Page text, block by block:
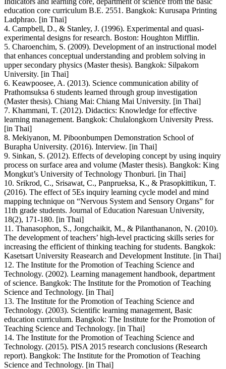
education core curriculum B.E. 2551. Bangkok: Kurusapa Printing
Ladphrao. [in Thai]
4. Campbell, D., & Stanley, J. (1996). Experimental and quasi-
experimental designs for research. Boston: Houghton Mifflin.
5. Charoenchim, S. (2009). Development of an instructional model
that enhances conceptual understanding and problem solving in
upper secondary physics (Master thesis). Bangkok: Silpakorn
University. [in Thai]
6. Keawpoosee, A. (2013). Science communication ability of
Prathomsuksa 6 students learned through group investigation
(Master thesis). Chiang Mai: Chiang Mai University. [in Thai]
7. Khammani, T. (2012). Didactics: Knowledge for effective
learning management. Bangkok: Chulalongkorn University Press.
[in Thai]
8. Mekiyanon, M. Piboonbumpen Demonstration School of
Burapha University. (2016). Interview. [in Thai]
9. Sinkan, S. (2012). Effects of developing concept by using inquiry
process on surface area and volume (Master thesis). Bangkok: King
Mongkut’s University of Technology Thonburi. [in Thai]
10. Srikrod, C., Srisawat, C., Panprueksa, K., & Prasopkittikun, T.
(2016). The effect of 5Es inquiry learning cycle model and mind
mapping technique on “Nervous System and Sensory Organs” for
11th grade students. Journal of Education Naresuan University,
18(2), 171-180. [in Thai]
11. Thanasophon, S., Jongchaikit, M., & Pilanthananon, N. (2010).
The development of teachers’ high-level practicing skills series for
increasing the efficient of thinking teaching for students. Bangkok:
Kasetsart University Reasearch and Development Institute. [in Thai]
12. The Institute for the Promotion of Teaching Science and
Technology. (2002). Learning management handbook, department
of science. Bangkok: The Institute for the Promotion of Teaching
Science and Technology. [in Thai]
13. The Institute for the Promotion of Teaching Science and
Technology. (2003). Scientific learning management, Basic
education curriculum. Bangkok: The Institute for the Promotion of
Teaching Science and Technology. [in Thai]
14. The Institute for the Promotion of Teaching Science and
Technology. (2015). PISA 2015 research conclusions (Research
report). Bangkok: The Institute for the Promotion of Teaching
Science and Technology. [in Thai]